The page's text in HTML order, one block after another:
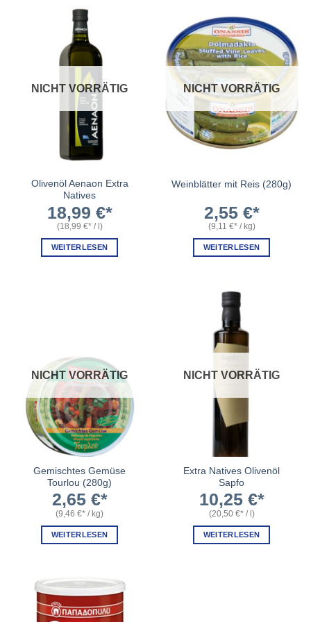
NICHT VORRÄTIG
Olivenöl Aenaon Extra
Natives
18,99 €
(18,99 € /l)
WEITERLESEN
NICHT VORRÄTIG
Weinblätter mit Reis (280g)
2,55 €
(9,11 € /kg)
WEITERLESEN
NICHT VORRÄTIG
Gemischtes Gemüse
Tourlou (280g)
2,65 €
(9,46 € /kg)
WEITERLESEN
NICHT VORRÄTIG
Extra Natives Olivenöl
Sapfo
10,25 €
(20,50 € /l)
WEITERLESEN